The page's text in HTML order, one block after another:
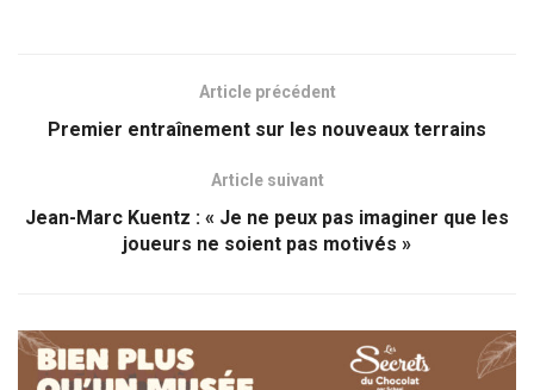
Article précédent
Premier entraînement sur les nouveaux terrains
Article suivant
Jean-Marc Kuentz : « Je ne peux pas imaginer que les
joueurs ne soient pas motivés »